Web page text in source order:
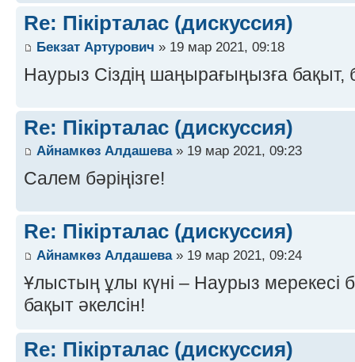
Re: Пікірталас (дискуссия)
Бекзат Артурович » 19 мар 2021, 09:18
Наурыз Сіздің шаңырағыңызға бақыт,
Re: Пікірталас (дискуссия)
Айнамкөз Алдашева» 19 мар 2021, 09:23
Салем бәріңізге!
Re: Пікірталас (дискуссия)
Айнамкөз Алдашева» 19 мар 2021, 09:24
Ұлыстың ұлы күні – Наурыз мерекесі
бақыт әкелсін!
Re: Пікірталас (дискуссия)